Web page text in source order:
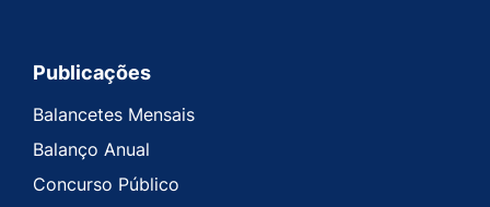
Publicações
Balancetes Mensais
Balanço Anual
Concurso Público